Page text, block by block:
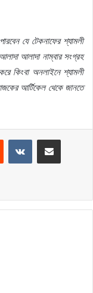
পারবেন যে টেকনাফের শ্যামলী
আলাদা আলাদা নাম্বার সংগ্রহ
করে কিংবা অনলাইনে শ্যামলী
আর্টিকেল থেকে জানতে
Reddit VKontakteShare via Email